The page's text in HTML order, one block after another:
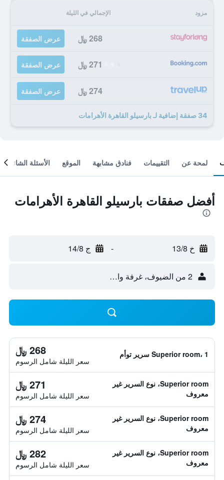
مزود الإجمالي في الليلة
268 ﷼ عرض الصفقة
271 ﷼ عرض الصفقة
274 ﷼ عرض الصفقة
34 صفقة إضافية لـ بارسيلو القاهرة الأهرامات
لمحة عن التقييمات فنادق مشابهة الموقع الأسئلة الشائعة
أفضل صفقات بارسيلو القاهرة الأهرامات
خ 13/8 - ج 14/8
2 من الضيوف، غرفة واحدة
Superior room، 1 سرير توأم 268 ﷼
سعر الليلة شامل الرسوم
Superior room، نوع السرير غير
معروف
271 ﷼
سعر الليلة شامل الرسوم
Superior room، نوع السرير غير
معروف
274 ﷼
سعر الليلة شامل الرسوم
Superior room، نوع السرير غير
معروف
282 ﷼
سعر الليلة شامل الرسوم